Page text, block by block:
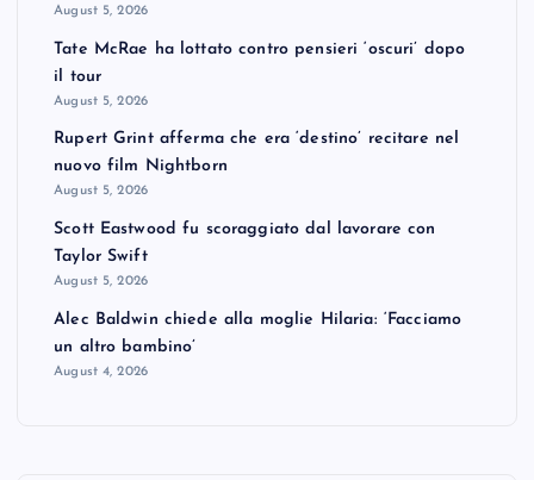
August 5, 2026
Tate McRae ha lottato contro pensieri ‘oscuri’ dopo
il tour
August 5, 2026
Rupert Grint afferma che era ‘destino’ recitare nel
nuovo film Nightborn
August 5, 2026
Scott Eastwood fu scoraggiato dal lavorare con
Taylor Swift
August 5, 2026
Alec Baldwin chiede alla moglie Hilaria: ‘Facciamo
un altro bambino’
August 4, 2026